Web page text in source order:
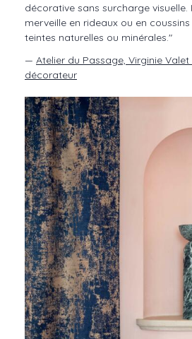
décorative sans surcharge visuelle.
merveille en rideaux ou en
teintes naturelles ou minérales."
— Atelier du Passage, Virginie
décorateur